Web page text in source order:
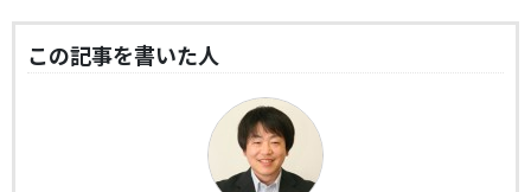
この記事を書いた人